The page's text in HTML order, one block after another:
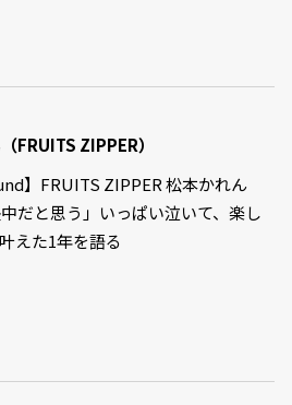
FRUITS ZIPPER）
】FRUITS ZIPPER 松本かれん
だと思う」――いっぱい泣いて、楽し
えた1年を語る